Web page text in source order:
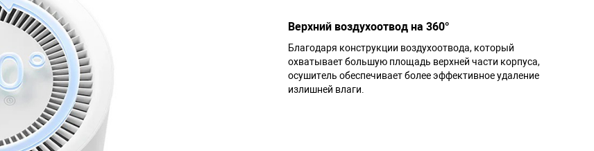
Верхний воздухоотвод на 360°
Благодаря конструкции воздухоотвода, который
охватывает большую площадь верхней части корпуса,
осушитель обеспечивает более эффективное удаление
излишней влаги.